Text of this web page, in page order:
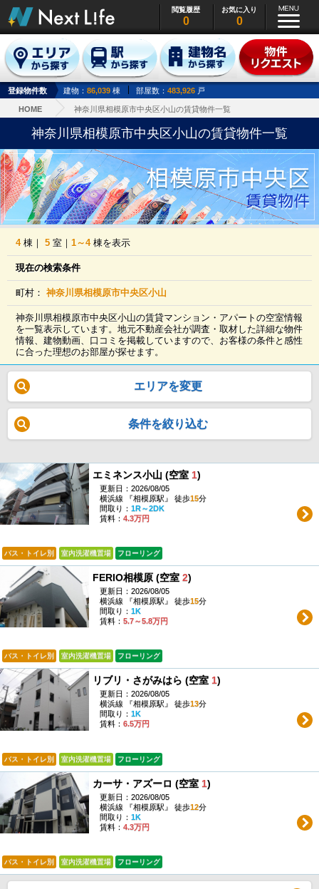
閲覧履歴
0
お気に入り
0
登録物件数 建物： 86,039 棟 部屋数： 483,926 戸
HOME 神奈川県相模原市中央区小山の賃貸物件一覧
神奈川県相模原市中央区小山の賃貸物件一覧
4棟｜5 室｜1～4棟を表示
現在の検索条件
町村：神奈川県相模原市中央区小山
神奈川県相模原市中央区小山の賃貸マンション・アパートの空室情報
を一覧表示しています。地元不動産会社が調査・取材した詳細な物件
情報、建物動画、口コミを掲載していますので、お客様の条件と感性
に合った理想のお部屋が探せます。
エリアを変更
条件を絞り込む
エミネンス小山 (空室 1)
更新日：2026/08/05
横浜線 『相模原駅』 徒歩15分
間取り： 1R～2DK
賃料： 4.3万円
バス・トイレ別 室内洗濯機置場 フローリング
FERIO相模原 (空室 2)
更新日：2026/08/05
横浜線 『相模原駅』 徒歩15分
間取り： 1K
賃料： 5.7～5.8万円
バス・トイレ別 室内洗濯機置場 フローリング
リブリ・さがみはら (空室 1)
更新日：2026/08/05
横浜線 『相模原駅』 徒歩13分
間取り： 1K
賃料： 6.5万円
バス・トイレ別 室内洗濯機置場 フローリング
カーサ・アズーロ (空室 1)
更新日：2026/08/05
横浜線 『相模原駅』 徒歩12分
間取り： 1K
賃料： 4.3万円
バス・トイレ別 室内洗濯機置場 フローリング